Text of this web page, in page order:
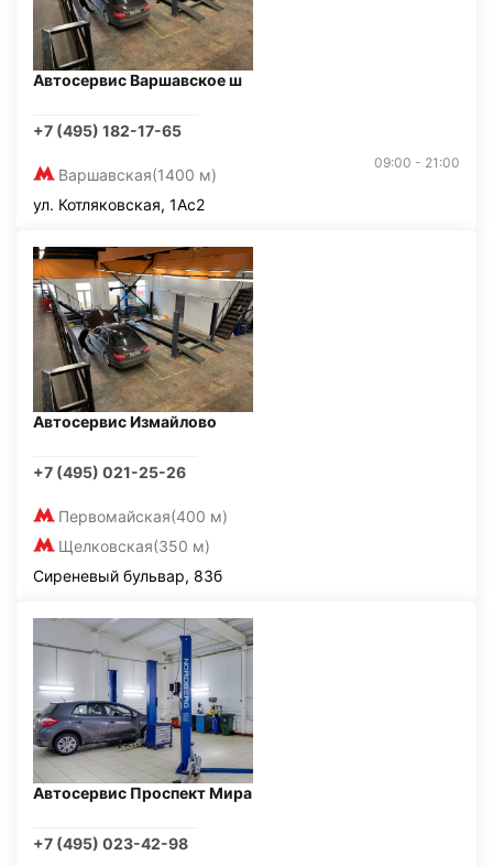
Автосервис Варшавское ш
+7 (495) 182-17-65
Варшавская(1400 м)
09:00 - 21:00
ул. Котляковская, 1Ас2
Автосервис Измайлово
+7 (495) 021-25-26
Первомайская(400 м)
Щелковская(350 м)
Сиреневый бульвар, 83б
Автосервис Проспект Мира
+7 (495) 023-42-98